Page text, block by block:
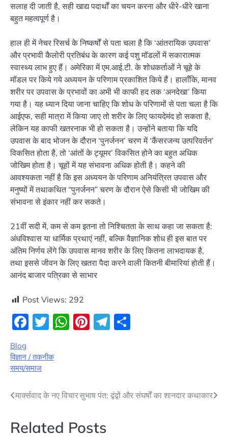
सलाह दी जाती है, सही खाद्य पदार्थों का चयन करना और धीरे-धीरे खाना
बहुत महत्वपूर्ण है।
हाल ही में नेचर रिसर्च के निष्कर्षों से पता चला है कि ‘आंतरायिक उपवास’
और प्रभावी कैलोरी प्रतिबंध के कारण कई पशु मॉडलों में सकारात्मक
स्वास्थ्य लाभ हुए हैं। अमेरिका में एम.आई.टी. के शोधकर्ताओं ने चूहे के
मॉडल पर किये गये अध्ययन के परिणाम प्रकाशित किये हैं। हालाँकि, मानव
शरीर पर उपवास के प्रभावों का अभी भी काफी हद तक ‘अनदेखा’ किया
गया है। यह ध्यान दिया जाना चाहिए कि शोध के परिणामों से पता चला है कि
आईएफ, सही मात्रा में किया जाए तो शरीर के लिए फायदेमंद हो सकता है,
लेकिन यह काफी खतरनाक भी हो सकता है। उन्होंने बताया कि यदि
उपवास के बाद भोजन के दौरान ‘पुनर्जनन’ चरण में ‘कैंसरजन्य उत्परिवर्तन’
विकसित होता है, तो ‘आंतों के ट्यूमर’ विकसित होने का बहुत अधिक
जोखिम होता है। चूहों में यह संभावना अधिक होती है। कहने की
आवश्यकता नहीं है कि इस अध्ययन के परिणाम अनियंत्रित उपवास और
मनुष्यों में तथाकथित “पुनर्जनन” चरण के दौरान ऐसे किसी भी जोखिम की
संभावना से इंकार नहीं कर सकते।
21वीं सदी में, कम से कम इतना तो निश्चितता के साथ कहा जा सकता है:
अंधविश्वास या धार्मिक प्रथाएं नहीं, बल्कि वैज्ञानिक शोध ही इस बात पर
अंतिम निर्णय लेंगे कि उपवास मानव शरीर के लिए कितना लाभदायक है,
तथा इससे जीवन के लिए खतरा पैदा करने वाली कितनी बीमारियां होती हैं।
आनंद बाजार पत्रिका से साभार
Post Views: 292
Facebook
Twitter
WhatsApp
Pinterest
Telegram
Blog
विज्ञान / तकनीक
समय/समाज
Post
मार्क्सवाद के नए विचारसुभाष पंत: द्वंद्वों और संघर्षों का शानदार कथाकार
Related Posts